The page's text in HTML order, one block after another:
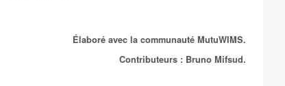
Élaboré avec la communauté MutuWIMS.
Contributeurs : Bruno Mifsud.